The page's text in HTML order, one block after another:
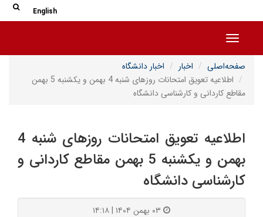
English
Toggle navigation
صفحه‌اصلی اخبار
اخبار دانشگاه
اطلاعیه تعویق امتحانات روزهای شنبه 4 بهمن و یکشنبه 5 بهمن
مقاطع کاردانی و کارشناسی دانشگاه
اطلاعیه تعویق امتحانات روزهای شنبه 4
بهمن و یکشنبه 5 بهمن مقاطع کاردانی و
کارشناسی دانشگاه